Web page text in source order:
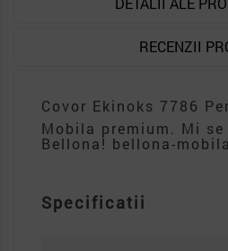
RECENZII
Covor Ekinoks 7786
Mobila premium. Mi
Bellona! bellona-
Specificatii